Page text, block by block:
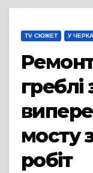
TV СЮЖЕТ У
греблі
мосту
робіт